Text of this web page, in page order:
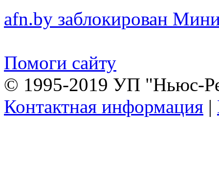
afn.by заблокирован
Помоги сайту
© 1995-2019 УП "Ньюс-
Контактная информация |